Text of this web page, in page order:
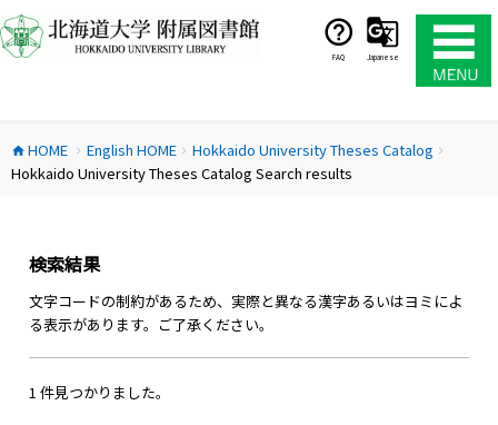
ン
テ
ス
キ
FAQ Japanese
home HOME chevron_right English HOMEchevron_right Hokkaido University Theses Catalog chevron_right
Hokkaido University Theses Catalog Search results
検索結果
文字コードの制約があるため、実際と異なる漢字あるいはヨミによ
る表示があります。ご了承ください。
1 件見つかりました。